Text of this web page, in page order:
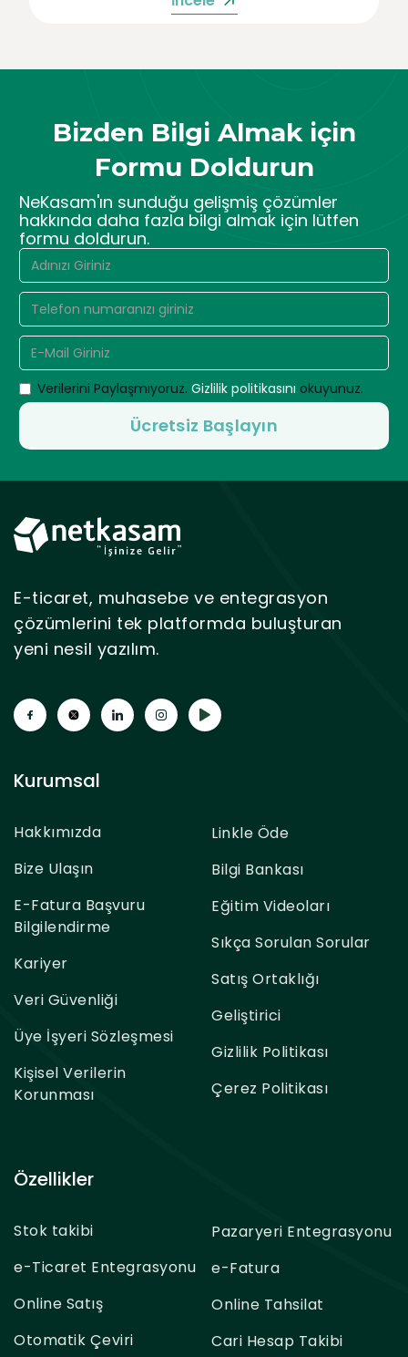
Bizden Bilgi Almak için
Formu Doldurun
NeKasam'ın sunduğu gelişmiş çözümler
hakkında daha fazla bilgi almak için lütfen
formu doldurun.
Verilerini Paylaşmıyoruz. Gizlilik politikasını okuyunuz.
E-ticaret, muhasebe ve entegrasyon
çözümlerini tek platformda buluşturan
yeni nesil yazılım.
Kurumsal
Hakkımızda
Bize Ulaşın
E-Fatura Başvuru
Bilgilendirme
Kariyer
Veri Güvenliği
Üye İşyeri Sözleşmesi
Kişisel Verilerin
Korunması
Linkle Öde
Bilgi Bankası
Eğitim Videoları
Sıkça Sorulan Sorular
Satış Ortaklığı
Geliştirici
Gizlilik Politikası
Çerez Politikası
Özellikler
Stok takibi
e-Ticaret Entegrasyonu
Online Satış
Otomatik Çeviri
Pazaryeri Entegrasyonu
e-Fatura
Online Tahsilat
Cari Hesap Takibi